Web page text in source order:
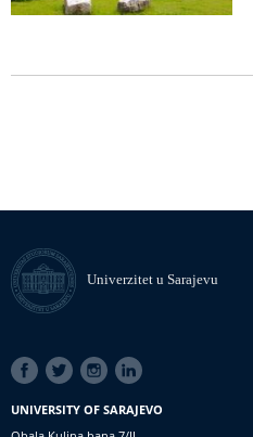
Univerzitet u Sarajevu
SOCIAL
LINKS
UNIVERSITY OF SARAJEVO